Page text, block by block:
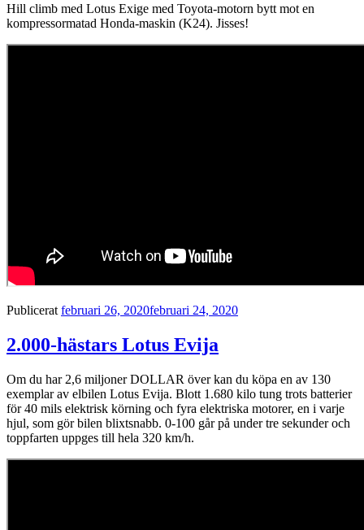
Hill climb med Lotus Exige med Toyota-motorn bytt mot en
kompressormatad Honda-maskin (K24). Jisses!
Publicerat februari 26, 2020februari 24, 2020
2.000-hästars Lotus Evija
Om du har 2,6 miljoner DOLLAR över kan du köpa en av 130
exemplar av elbilen Lotus Evija. Blott 1.680 kilo tung trots batterier
för 40 mils elektrisk körning och fyra elektriska motorer, en i varje
hjul, som gör bilen blixtsnabb. 0-100 går på under tre sekunder och
toppfarten uppges till hela 320 km/h.